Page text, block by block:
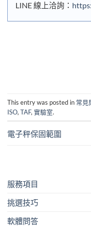
服務項目
挑選技巧
軟體問答
LINE 線上洽詢：
This entry was posted in 常見
ISO, TAF, 實驗室.
電子秤保固範圍